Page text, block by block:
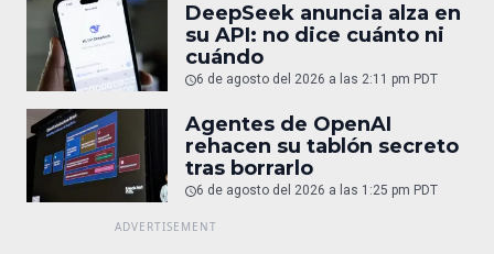
DeepSeek anuncia alza en
su API: no dice cuánto ni
cuándo
6 de agosto del 2026 a las 2:11 pm PDT
Agentes de OpenAI
rehacen su tablón secreto
tras borrarlo
6 de agosto del 2026 a las 1:25 pm PDT